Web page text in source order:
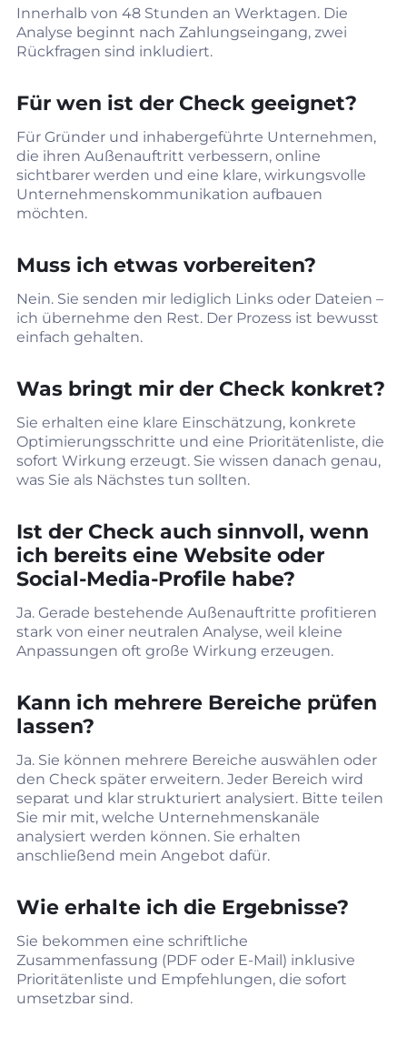
Innerhalb von 48 Stunden an Werktagen. Die
Analyse beginnt nach Zahlungseingang, zwei
Rückfragen sind inkludiert.
Für wen ist der Check geeignet?
Für Gründer und inhabergeführte Unternehmen,
die ihren Außenauftritt verbessern, online
sichtbarer werden und eine klare, wirkungsvolle
Unternehmenskommunikation aufbauen
möchten.
Muss ich etwas vorbereiten?
Nein. Sie senden mir lediglich Links oder Dateien –
ich übernehme den Rest. Der Prozess ist bewusst
einfach gehalten.
Was bringt mir der Check konkret?
Sie erhalten eine klare Einschätzung, konkrete
Optimierungsschritte und eine Prioritätenliste, die
sofort Wirkung erzeugt. Sie wissen danach genau,
was Sie als Nächstes tun sollten.
Ist der Check auch sinnvoll, wenn
ich bereits eine Website oder
Social‑Media‑Profile habe?
Ja. Gerade bestehende Außenauftritte profitieren
stark von einer neutralen Analyse, weil kleine
Anpassungen oft große Wirkung erzeugen.
Kann ich mehrere Bereiche prüfen
lassen?
Ja. Sie können mehrere Bereiche auswählen oder
den Check später erweitern. Jeder Bereich wird
separat und klar strukturiert analysiert. Bitte teilen
Sie mir mit, welche Unternehmenskanäle
analysiert werden können. Sie erhalten
anschließend mein Angebot dafür.
Wie erhalte ich die Ergebnisse?
Sie bekommen eine schriftliche
Zusammenfassung (PDF oder E‑Mail) inklusive
Prioritätenliste und Empfehlungen, die sofort
umsetzbar sind.